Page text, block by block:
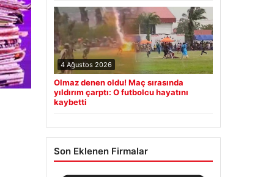
4 Ağustos 2026
Olmaz denen oldu! Maç sırasında
yıldırım çarptı: O futbolcu hayatını
kaybetti
Son Eklenen Firmalar